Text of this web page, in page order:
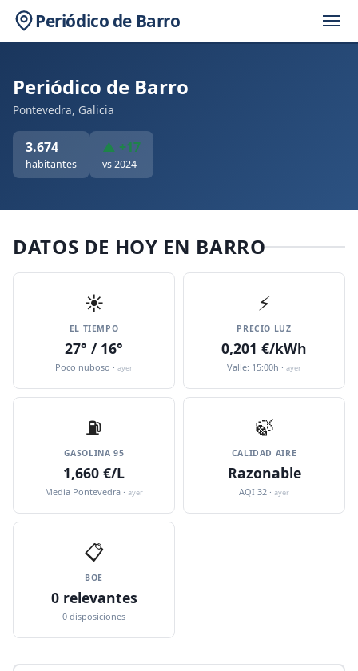
Periódico de Barro
Periódico de Barro
Pontevedra, Galicia
3.674
habitantes
▲ +17
vs 2024
DATOS DE HOY EN BARRO
☀️
EL TIEMPO
27° / 16°
Poco nuboso · ayer
⚡
PRECIO LUZ
0,201 €/kWh
Valle: 15:00h · ayer
⛽️
GASOLINA 95
1,660 €/L
Media Pontevedra · ayer
🍃
CALIDAD AIRE
Razonable
AQI 32 · ayer
📋
BOE
0 relevantes
0 disposiciones